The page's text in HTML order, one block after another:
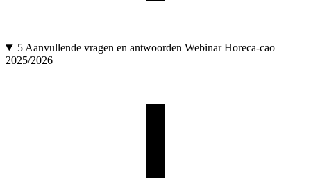
5Aanvullende vragen en antwoorden Webinar Horeca-cao
2025/2026